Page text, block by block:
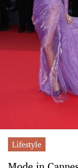
Lifestyle